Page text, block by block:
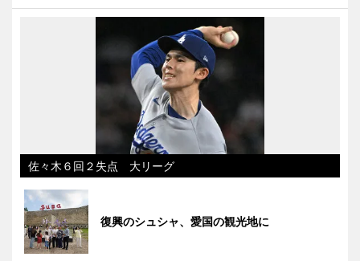
佐々木６回２失点 大リーグ
復興のシュシャ、愛国の観光地に